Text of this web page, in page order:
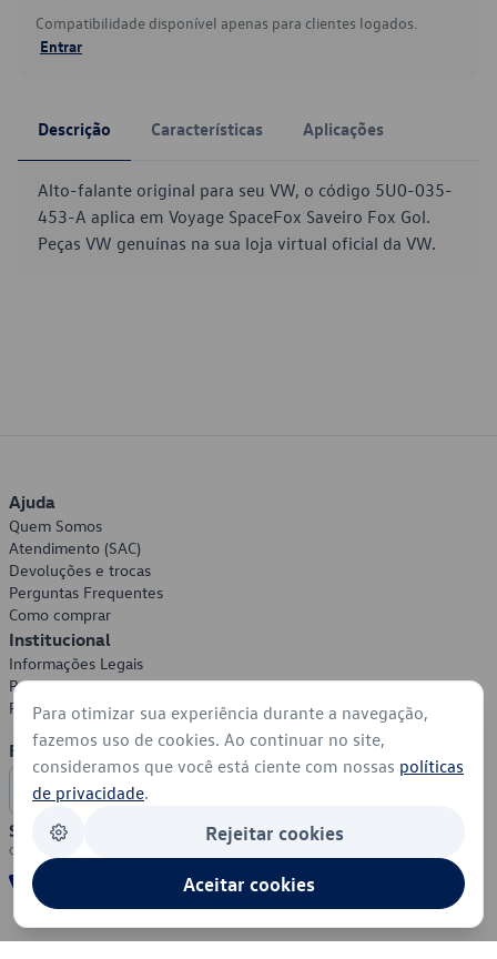
Compatibilidade disponível apenas para clientes logados.
Entrar
Descrição Características Aplicações
Alto-falante original para seu VW, o código 5U0-035-
453-A aplica em Voyage SpaceFox Saveiro Fox Gol.
Peças VW genuínas na sua loja virtual oficial da VW.
Ajuda
Quem Somos
Atendimento (SAC)
Devoluções e trocas
Perguntas Frequentes
Como comprar
Institucional
Informações Legais
Política de Privacidade
Política de Cookies
Formas de Pagamento
Segurança
Para otimizar sua experiência durante a navegação,
fazemos uso de cookies. Ao continuar no site,
consideramos que você está ciente com nossas políticas
de privacidade.
Rejeitar cookies
Aceitar cookies